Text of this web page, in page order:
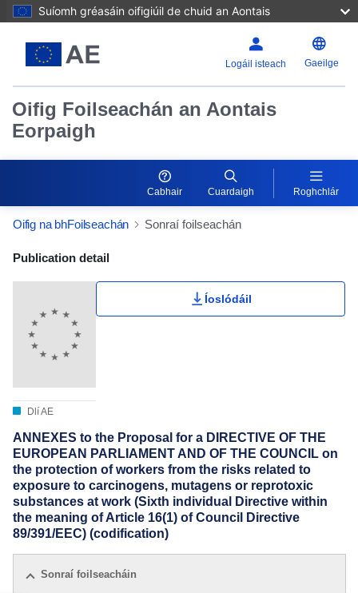
Suíomh gréasáin oifigiúil de chuid an Aontais
Logáil isteach Gaeilge
Oifig Foilseachán an Aontais
Eorpaigh
Cabhair Cuardaigh Roghchlár
Oifig na bhFoilseachán Sonraí foilseachán
Publication Detail Actions Portlet
Publication detail
Dlí AE
Íoslódáil
ANNEXES to the Proposal for a DIRECTIVE OF THE
EUROPEAN PARLIAMENT AND OF THE COUNCIL on
the protection of workers from the risks related to
exposure to carcinogens, mutagens or reprotoxic
substances at work (Sixth individual Directive within
the meaning of Article 16(1) of Council Directive
89/391/EEC) (codification)
Sonraí foilseacháin